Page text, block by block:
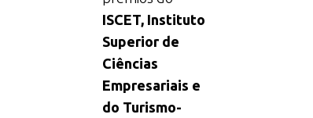
ISCET, Instituto
Superior de
Ciências
Empresariais e
do Turismo-